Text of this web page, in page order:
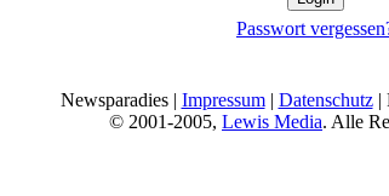
Passwort
Newsparadies | Impressum| Datenschutz|
© 2001-2005, Lewis Media. Alle